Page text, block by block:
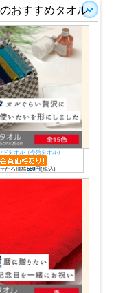
おすすめタオル
ドタオル（今治タオル）
たろ価格550円(税込)